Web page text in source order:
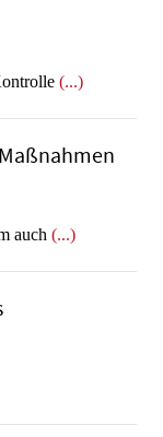
(...)
auch (...)